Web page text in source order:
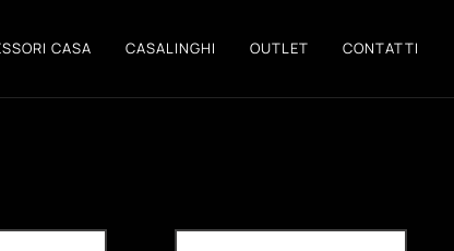
CASA CASALINGHI OUTLET CONTATTI